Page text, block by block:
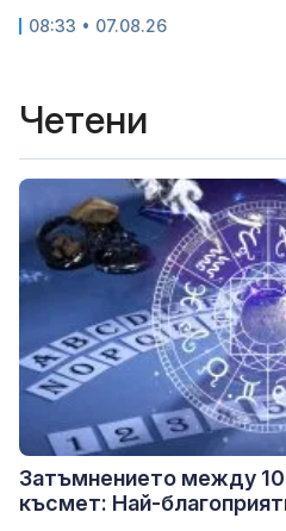
08:33 • 07.08.26
Четени
Затъмнението между 10
късмет: Най-